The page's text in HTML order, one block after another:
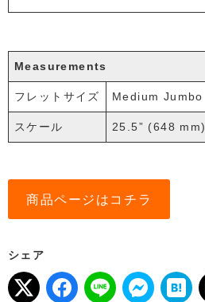
Measurements
フレットサイズ Medium Jumbo
スケール 25.5” (648 mm)
商品ページはコチラ
シェア